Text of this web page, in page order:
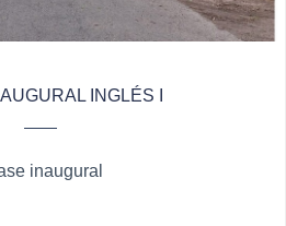
INGLÉS I
inaugural